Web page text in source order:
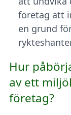
företag att
en grund
Hur
av ett
företag?